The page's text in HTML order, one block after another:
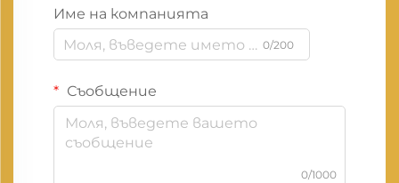
Име на компанията
0/200
Съобщение
0/1000